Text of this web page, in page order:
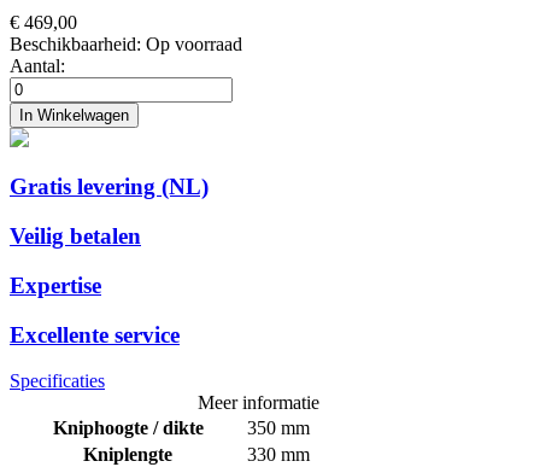
€ 469,00
Beschikbaarheid: Op voorraad
Aantal:
In Winkelwagen
Gratis levering (NL)
Veilig betalen
Expertise
Excellente service
Specificaties
Meer informatie
Kniphoogte / dikte
350 mm
Kniplengte
330 mm